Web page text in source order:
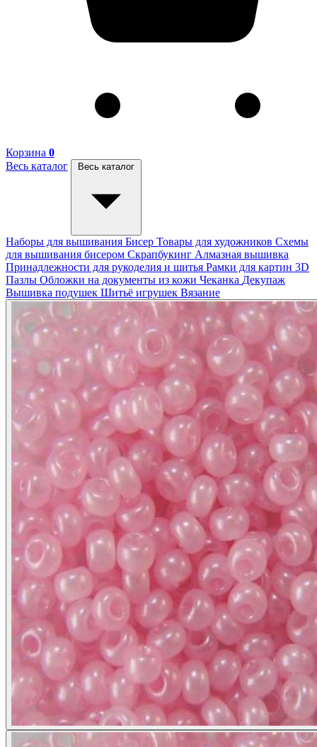
Корзина 0
Весь каталог
Весь каталог
Наборы для вышивания Бисер Товары для художников Схемы
для вышивания бисером Скрапбукинг Алмазная вышивка
Принадлежности для рукоделия и шитья Рамки для картин 3D
Пазлы Обложки на документы из кожи Чеканка Декупаж
Вышивка подушек Шитьё игрушек Вязание